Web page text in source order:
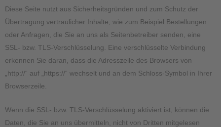
Diese Seite nutzt aus Sicherheitsgründen und zum Schutz der
Übertragung vertraulicher Inhalte, wie zum Beispiel Bestellungen
oder Anfragen, die Sie an uns als Seitenbetreiber senden, eine
SSL- bzw. TLS-Verschlüsselung. Eine verschlüsselte Verbindung
erkennen Sie daran, dass die Adresszeile des Browsers von
„http://“ auf „https://“ wechselt und an dem Schloss-Symbol in Ihrer
Browserzeile.
Wenn die SSL- bzw. TLS-Verschlüsselung aktiviert ist, können die
Daten, die Sie an uns übermitteln, nicht von Dritten mitgelesen